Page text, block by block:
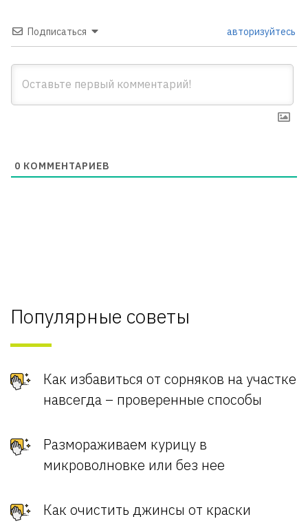
Подписаться авторизуйтесь
0 КОММЕНТАРИЕВ
Популярные советы
Как избавиться от сорняков на участке
навсегда – проверенные способы
Размораживаем курицу в
микроволновке или без нее
Как очистить джинсы от краски